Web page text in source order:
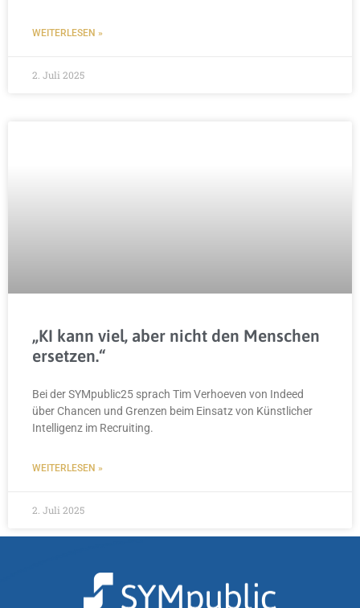
WEITERLESEN »
2. Juli 2025
„KI kann viel, aber nicht den Menschen
ersetzen.“
Bei der SYMpublic25 sprach Tim Verhoeven von Indeed
über Chancen und Grenzen beim Einsatz von Künstlicher
Intelligenz im Recruiting.
WEITERLESEN »
2. Juli 2025